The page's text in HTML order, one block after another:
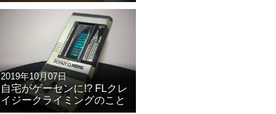
2019年10月07日
自宅がゲーセンに!? FLクレ
イジークライミングのこと